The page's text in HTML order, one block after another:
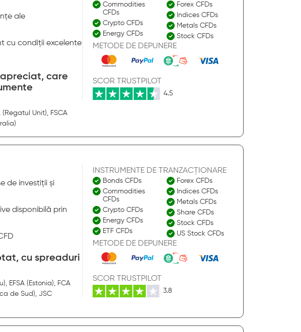
ale
cu condiții excelente
apreciat, care
Unit), FSCA
Commodities
CFDs
Crypto CFDs
Energy CFDs
Forex CFDs
Indices CFDs
Metals CFDs
Stock CFDs
METODE DE DEPUNERE
SCOR TRUSTPILOT
4.5
de investiții și
disponibilă prin
cu spreaduri
EFSA (Estonia), FCA
de Sud), JSC
INSTRUMENTE DE TRANZACȚIONARE
Bonds CFDs
Commodities
CFDs
Crypto CFDs
Energy CFDs
ETF CFDs
Forex CFDs
Indices CFDs
Metals CFDs
Share CFDs
Stock CFDs
US Stock CFDs
METODE DE DEPUNERE
SCOR TRUSTPILOT
3.8